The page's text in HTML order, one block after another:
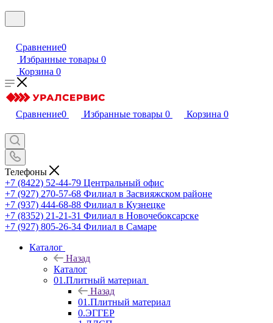
Сравнение0
Избранные товары 0
Корзина 0
Сравнение0 Избранные товары 0 Корзина 0
Телефоны
+7 (8422) 52-44-79 Центральный офис
+7 (927) 270-57-68 Филиал в Засвияжском районе
+7 (937) 444-68-88 Филиал в Кузнецке
+7 (8352) 21-21-31 Филиал в Новочебоксарске
+7 (927) 805-26-34 Филиал в Самаре
Каталог
Назад
Каталог
01.Плитный материал
Назад
01.Плитный материал
0.ЭГГЕР